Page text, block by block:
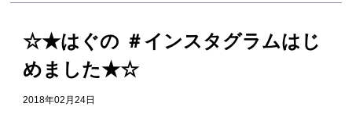
☆★はぐの ＃インスタグラムはじ
めました★☆
2018年02月24日